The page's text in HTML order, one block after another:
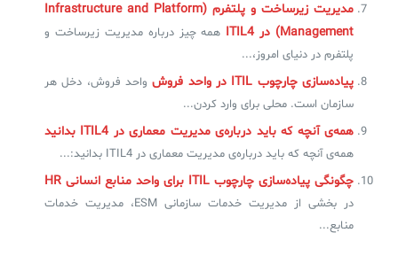
مدیریت زیرساخت و پلتفرم (Infrastructure and Platform
Management) در ITIL4
همه چیز درباره مدیریت زیرساخت و
پلتفرم در دنیای امروز،...
پیاده‌سازی چارچوب ITIL در واحد فروش
واحد فروش، دخل هر
سازمان است. محلی برای وارد کردن...
همه‌ی آنچه که باید درباره‌ی مدیریت معماری در ITIL4 بدانید
همه‌ی آنچه که باید درباره‌ی مدیریت معماری در ITIL4 بدانید:...
چگونگی پیاده‌سازی چارچوب ITIL‌ برای واحد منابع انسانی HR
در بخشی از مدیریت خدمات سازمانی ESM، مدیریت خدمات
منابع...
سامانه آزمون آنلاین